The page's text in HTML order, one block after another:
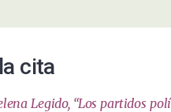
cita
Legido, “Los partidos